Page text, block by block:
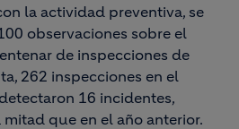
la actividad preventiva, se
observaciones sobre el
de inspecciones de
262 inspecciones en el
16 incidentes,
que en el año anterior.